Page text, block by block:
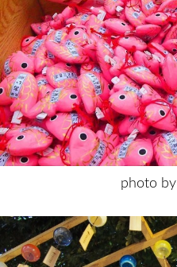
photo by